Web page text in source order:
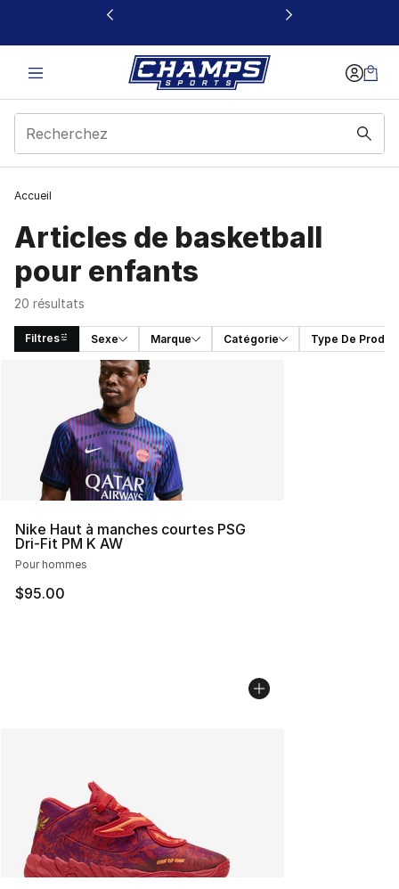
Ce lien s’ouvrira dans une nouvelle fenêtre
Accueil
Articles de basketball
pour enfants
20 résultats
Filtres Sexe Marque Catégorie Type De Produit
Search Results
Nike Haut à manches courtes PSG
Dri-Fit PM K AW
Pour hommes
$95.00